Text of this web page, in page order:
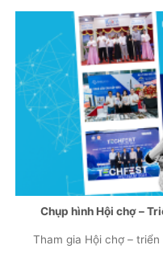
Chụp hình Hội chợ –
Tham gia Hội chợ –